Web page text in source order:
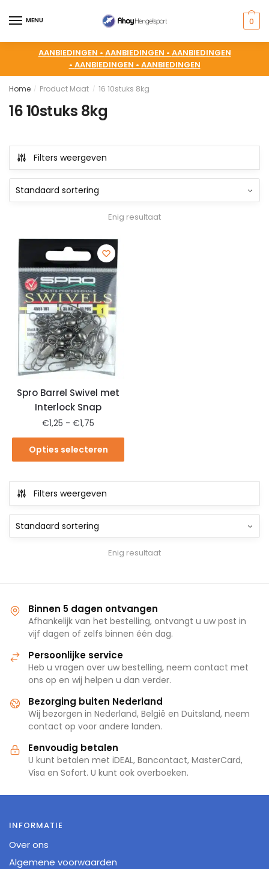
MENU 0
AANBIEDINGEN • AANBIEDINGEN • AANBIEDINGEN
• AANBIEDINGEN • AANBIEDINGEN
Home / Product Maat / 16 10stuks 8kg
16 10stuks 8kg
Filters weergeven
Enig resultaat
Spro Barrel Swivel met
Interlock Snap
€1,25 - €1,75
Opties selecteren
Filters weergeven
Enig resultaat
Binnen 5 dagen ontvangen
Afhankelijk van het bestelling, ontvangt u uw post in
vijf dagen of zelfs binnen één dag.
Persoonlijke service
Heb u vragen over uw bestelling, neem contact met
ons op en wij helpen u dan verder.
Bezorging buiten Nederland
Wij bezorgen in Nederland, België en Duitsland, neem
contact op voor andere landen.
Eenvoudig betalen
U kunt betalen met iDEAL, Bancontact, MasterCard,
Visa en Sofort. U kunt ook overboeken.
INFORMATIE
Over ons
Algemene voorwaarden